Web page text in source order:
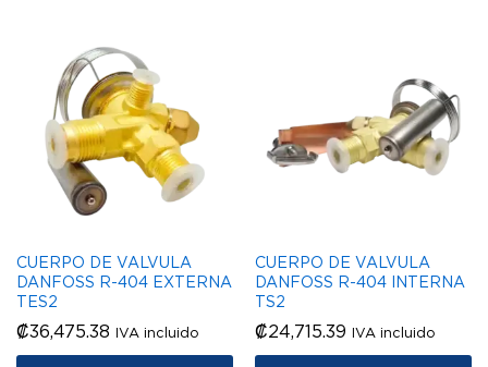
CUERPO DE VALVULA
DANFOSS R-404 EXTERNA
TES2
₡36,475.38 IVA incluido
CUERPO DE VALVULA
DANFOSS R-404 INTERNA
TS2
₡24,715.39 IVA incluido